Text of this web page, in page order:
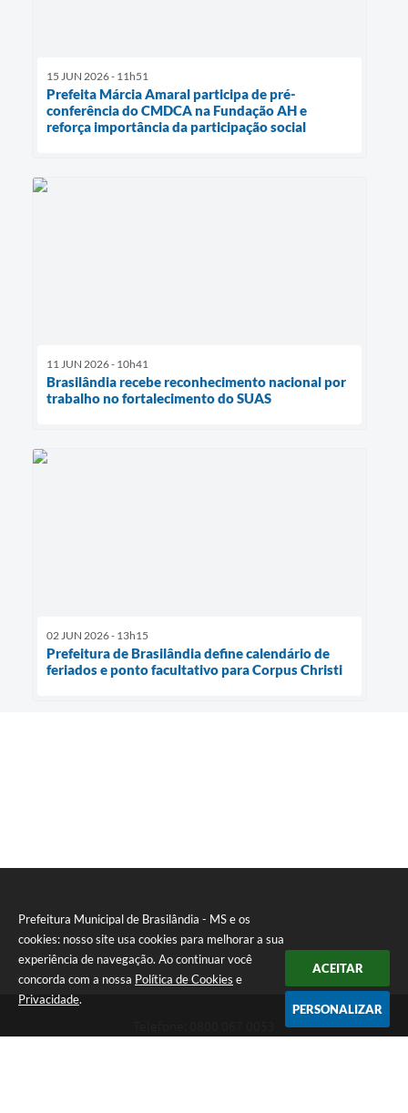
Prefeitura Municipal de Brasilândia - MS e os
cookies: nosso site usa cookies para melhorar a sua
experiência de navegação. Ao continuar você
concorda com a nossa Política de Cookies e
Privacidade.
ACEITAR
PERSONALIZAR
15 JUN 2026 - 11h51
Prefeita Márcia Amaral participa de pré-
conferência do CMDCA na Fundação AH e
reforça importância da participação social
11 JUN 2026 - 10h41
Brasilândia recebe reconhecimento nacional por
trabalho no fortalecimento do SUAS
02 JUN 2026 - 13h15
Prefeitura de Brasilândia define calendário de
feriados e ponto facultativo para Corpus Christi